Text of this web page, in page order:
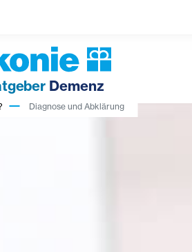
Demenz
Diagnose und Abklärung